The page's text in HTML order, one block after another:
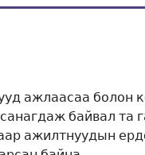
ажлаасаа болон
байвал та
ажилтнуудын